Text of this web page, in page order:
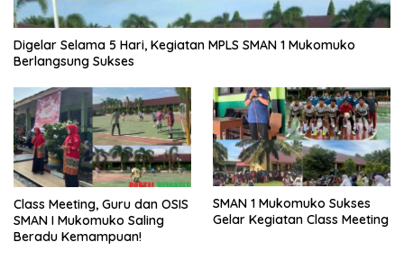
Digelar Selama 5 Hari, Kegiatan MPLS SMAN 1 Mukomuko
Berlangsung Sukses
Class Meeting, Guru dan OSIS
SMAN I Mukomuko Saling
Beradu Kemampuan!
SMAN 1 Mukomuko Sukses
Gelar Kegiatan Class Meeting